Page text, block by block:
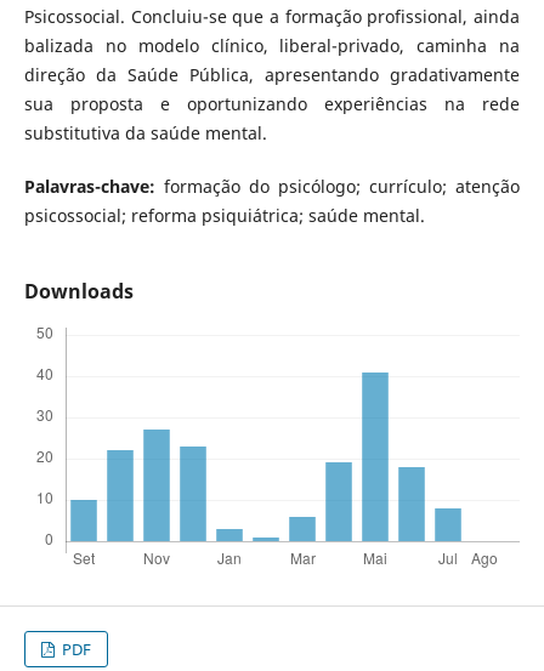
Psicossocial. Concluiu-se que a formação profissional, ainda
balizada no modelo clínico, liberal-privado, caminha na
direção da Saúde Pública, apresentando gradativamente
sua proposta e oportunizando experiências na rede
substitutiva da saúde mental.
Palavras-chave: formação do psicólogo; currículo; atenção
psicossocial; reforma psiquiátrica; saúde mental.
Downloads
PDF